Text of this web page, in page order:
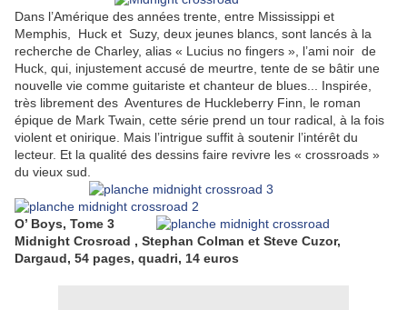
Dans l’Amérique des années trente, entre Mississippi et
Memphis, Huck et Suzy, deux jeunes blancs, sont lancés à la
recherche de Charley, alias « Lucius no fingers », l’ami noir de
Huck, qui, injustement accusé de meurtre, tente de se bâtir une
nouvelle vie comme guitariste et chanteur de blues... Inspirée,
très librement des Aventures de Huckleberry Finn, le roman
épique de Mark Twain, cette série prend un tour radical, à la fois
violent et onirique. Mais l’intrigue suffit à soutenir l’intérêt du
lecteur. Et la qualité des dessins faire revivre les « crossroads »
du vieux sud.
O’ Boys, Tome 3
Midnight Crosroad , Stephan Colman et Steve Cuzor,
Dargaud, 54 pages, quadri, 14 euros